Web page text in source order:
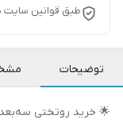
طبق قوانین سایت
توضیحات